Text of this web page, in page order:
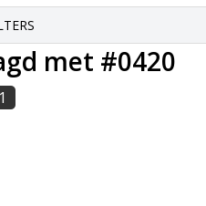
met #0420
1